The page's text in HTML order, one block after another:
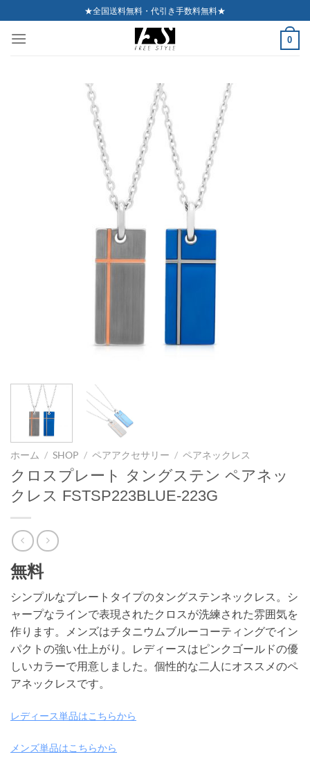
to
content
★全国送料無料・代引き手数料無料★
0
ホーム / SHOP / ペアアクセサリー / ペアネックレス
クロスプレート タングステン ペアネッ
クレス FSTSP223BLUE-223G
無料
シンプルなプレートタイプのタングステンネックレス。シ
ャープなラインで表現されたクロスが洗練された雰囲気を
作ります。メンズはチタニウムブルーコーティングでイン
パクトの強い仕上がり。レディースはピンクゴールドの優
しいカラーで用意しました。個性的な二人にオススメのペ
アネックレスです。
レディース単品はこちらから
メンズ単品はこちらから